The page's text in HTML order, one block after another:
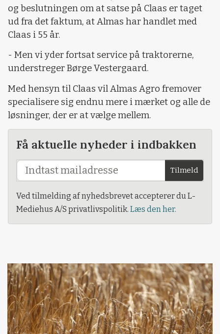
og beslutningen om at satse på Claas er taget
ud fra det faktum, at Almas har handlet med
Claas i 55 år.
- Men vi yder fortsat service på traktorerne,
understreger Børge Vestergaard.
Med hensyn til Claas vil Almas Agro fremover
specialisere sig endnu mere i mærket og alle de
løsninger, der er at vælge mellem.
Få aktuelle nyheder i indbakken
Tilmeld
Ved tilmelding af nyhedsbrevet accepterer du L-
Mediehus A/S privatlivspolitik. Læs den her.